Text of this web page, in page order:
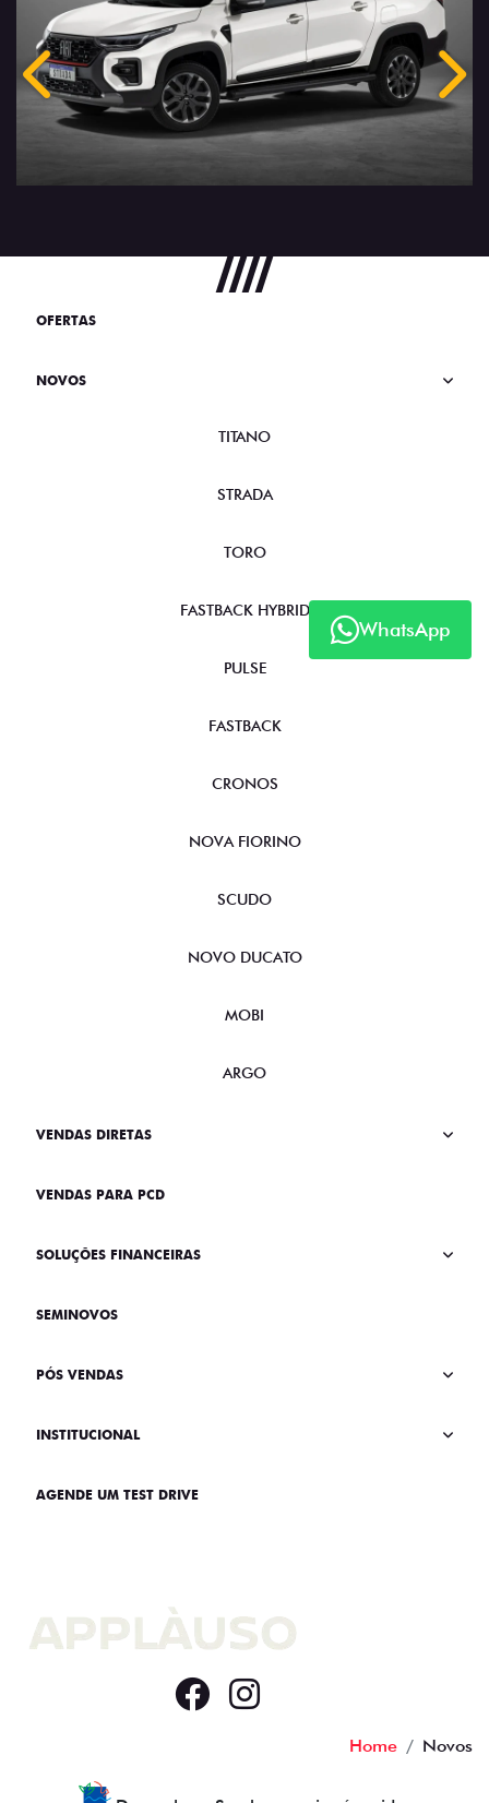
Anterior
WhatsApp
OFERTAS
NOVOS
TITANO
STRADA
TORO
FASTBACK HYBRID
PULSE
FASTBACK
CRONOS
NOVA FIORINO
SCUDO
NOVO DUCATO
MOBI
ARGO
VENDAS DIRETAS
VENDAS PARA PCD
SOLUÇÕES FINANCEIRAS
SEMINOVOS
PÓS VENDAS
INSTITUCIONAL
AGENDE UM TEST DRIVE
Home Novos